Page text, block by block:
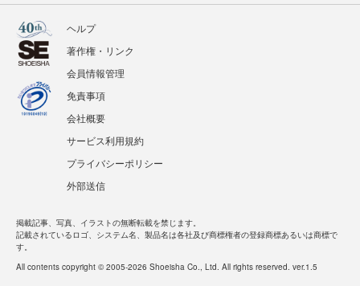
ヘルプ
著作権・リンク
会員情報管理
免責事項
会社概要
サービス利用規約
プライバシーポリシー
外部送信
掲載記事、写真、イラストの無断転載を禁じます。
記載されているロゴ、システム名、製品名は各社及び商標権者の登録商標あるいは商標で
す。
All contents copyright © 2005-2026 Shoeisha Co., Ltd. All rights reserved. ver.1.5